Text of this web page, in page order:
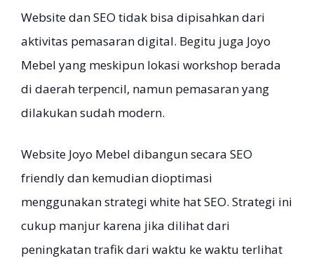
Website dan SEO tidak bisa dipisahkan dari
aktivitas pemasaran digital. Begitu juga Joyo
Mebel yang meskipun lokasi workshop berada
di daerah terpencil, namun pemasaran yang
dilakukan sudah modern.
Website Joyo Mebel dibangun secara SEO
friendly dan kemudian dioptimasi
menggunakan strategi white hat SEO. Strategi ini
cukup manjur karena jika dilihat dari
peningkatan trafik dari waktu ke waktu terlihat